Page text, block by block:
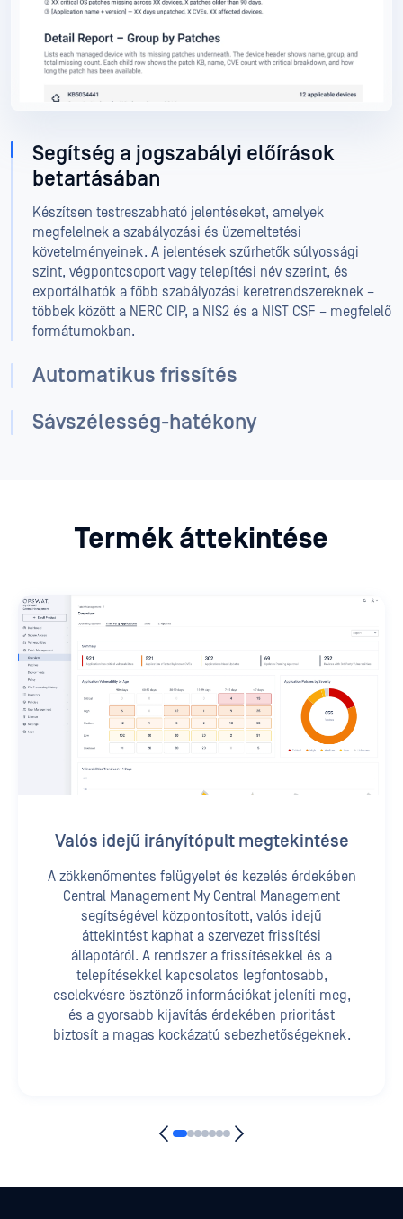
Segítség a jogszabályi előírások
betartásában
Készítsen testreszabható jelentéseket, amelyek
megfelelnek a szabályozási és üzemeltetési
követelményeinek. A jelentések szűrhetők súlyossági
szint, végpontcsoport vagy telepítési név szerint, és
exportálhatók a főbb szabályozási keretrendszereknek –
többek között a NERC CIP, a NIS2 és a NIST CSF – megfelelő
formátumokban.
Automatikus frissítés
Sávszélesség-hatékony
Termék áttekintése
Valós idejű irányítópult megtekintése
A zökkenőmentes felügyelet és kezelés érdekében
Central Management My Central Management
segítségével központosított, valós idejű
áttekintést kaphat a szervezet frissítési
állapotáról. A rendszer a frissítésekkel és a
telepítésekkel kapcsolatos legfontosabb,
cselekvésre ösztönző információkat jeleníti meg,
és a gyorsabb kijavítás érdekében prioritást
biztosít a magas kockázatú sebezhetőségeknek.